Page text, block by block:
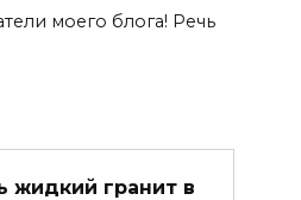
моего блога! Речь
жидкий гранит в